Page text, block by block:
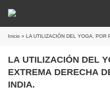
Inicio » LA UTILIZACIÓN DEL YOGA, POR PARTE DE
LA UTILIZACIÓN DEL YOGA, POR PARTE DE LA
EXTREMA DERECHA
INDIA.